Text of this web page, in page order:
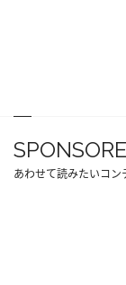
あわせて読みたいコン